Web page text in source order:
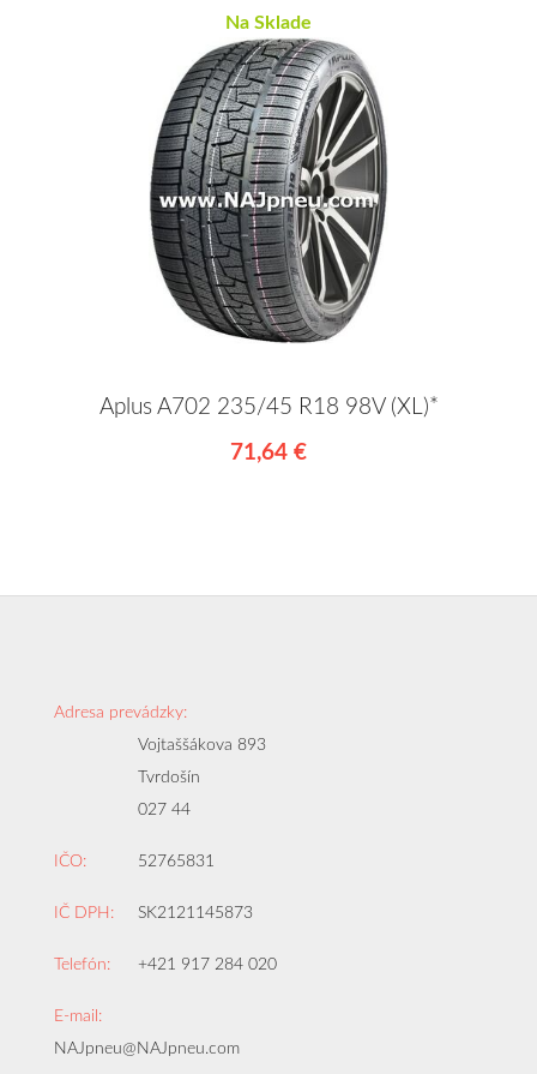
Na Sklade
Aplus A702 235/45 R18 98V (XL)*
71,64 €
Adresa prevádzky:
Vojtaššákova 893
Tvrdošín
027 44
IČO: 52765831
IČ DPH: SK2121145873
Telefón: +421 917 284 020
E-mail:
NAJpneu@NAJpneu.com